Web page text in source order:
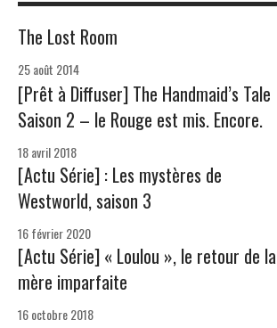
The Lost Room
25 août 2014
[Prêt à Diffuser] The Handmaid’s Tale
Saison 2 – le Rouge est mis. Encore.
18 avril 2018
[Actu Série] : Les mystères de
Westworld, saison 3
16 février 2020
[Actu Série] « Loulou », le retour de la
mère imparfaite
16 octobre 2018